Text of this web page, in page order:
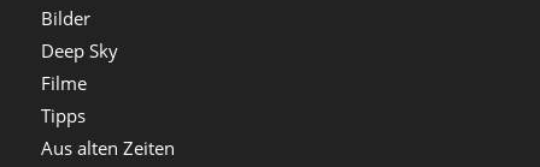
Bilder
Deep Sky
Filme
Tipps
Aus alten Zeiten